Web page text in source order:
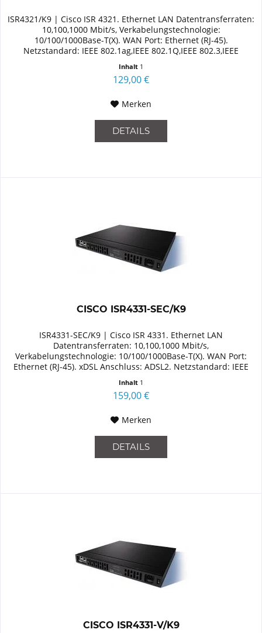
ISR4321/K9 | Cisco ISR 4321. Ethernet LAN Datentransferraten:
10,100,1000 Mbit/s, Verkabelungstechnologie:
10/100/1000Base-T(X). WAN Port: Ethernet (RJ-45).
Netzstandard: IEEE 802.1ag,IEEE 802.1Q,IEEE 802.3,IEEE
Inhalt 1
129,00 €
Merken
DETAILS
CISCO ISR4331-SEC/K9
ISR4331-SEC/K9 | Cisco ISR 4331. Ethernet LAN
Datentransferraten: 10,100,1000 Mbit/s,
Verkabelungstechnologie: 10/100/1000Base-T(X). WAN Port:
Ethernet (RJ-45). xDSL Anschluss: ADSL2. Netzstandard: IEEE
Inhalt 1
159,00 €
Merken
DETAILS
CISCO ISR4331-V/K9